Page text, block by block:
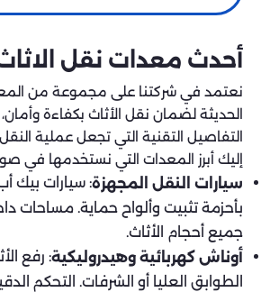
أحدث معدات نقل
نعتمد في شركتنا على مجموعة من
الحديثة لضمان نقل الأثاث بكفاءة
التفاصيل التقنية التي تجعل عملية
إليك أبرز المعدات التي نستخدمها في
سيارات النقل المجهزة: سيارات بيك
بأحزمة تثبيت وألواح حماية. مساحات
جميع أحجام الأثاث.
أوناش كهربائية وهيدروليكية: رفع
الطوابق العليا أو الشرفات. التحكم